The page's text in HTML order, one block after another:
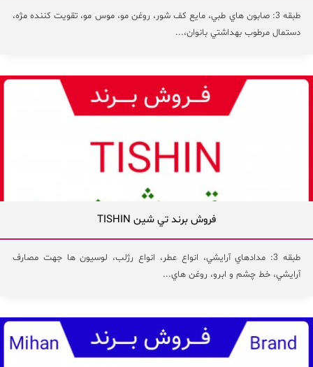
طبقه 3: صابون هاي طبي، مايع كف شور، روغن مو، موس مو، تقويت كننده مژه،
دستمال مرطوب بهداشتي بانوان،...
فروش برند تي شين TISHIN
طبقه 3: مدادهاي آرايشي، انواع عطر، انواع رژلب، لوسيون ها جهت مصارف
آرايشي، خط چشم و ابرو، روغن هاي...